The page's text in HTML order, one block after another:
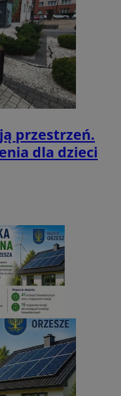
przestrzeń.
dla dzieci